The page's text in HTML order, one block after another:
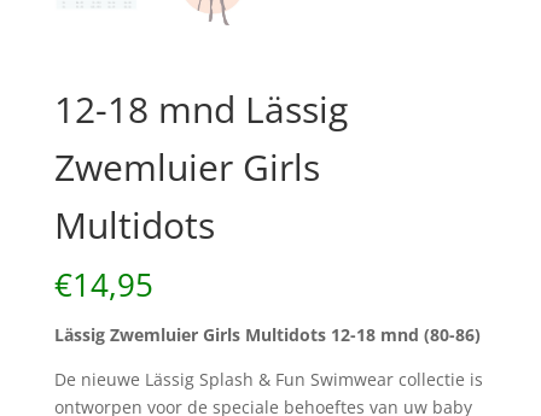
12-18 mnd Lässig
Zwemluier Girls
Multidots
€14,95
Lässig Zwemluier Girls Multidots 12-18 mnd (80-86)
De nieuwe Lässig Splash & Fun Swimwear collectie is
ontworpen voor de speciale behoeftes van uw baby